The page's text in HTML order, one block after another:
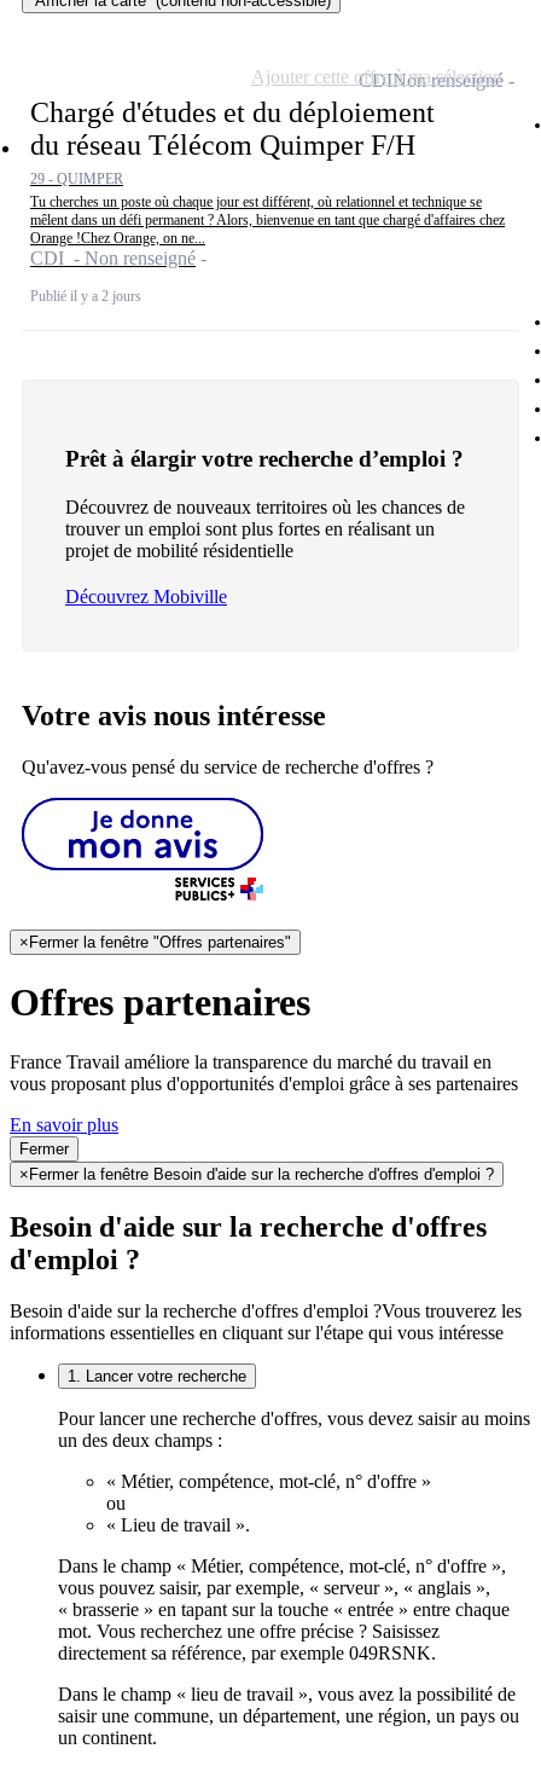
Chargé d'études et du déploiement
du réseau Télécom Quimper F/H
29 - QUIMPER
Tu cherches un poste où chaque jour est différent, où relationnel et technique se
mêlent dans un défi permanent ? Alors, bienvenue en tant que chargé d'affaires chez
Orange !Chez Orange, on ne...
CDI - Non renseigné
Publié il y a 2 jours
CDINon renseigné
Ajouter cette offre à ma sélection
Prêt à élargir votre recherche d’emploi ?
Découvrez de nouveaux territoires où les chances de
trouver un emploi sont plus fortes en réalisant un
projet de mobilité résidentielle
Découvrez Mobiville
Votre avis nous intéresse
Qu'avez-vous pensé du service de recherche d'offres ?
× Fermer la fenêtre "Offres partenaires"
Offres partenaires
France Travail améliore la transparence du marché du travail en
vous proposant plus d'opportunités d'emploi grâce à ses partenaires
En savoir plus
Fermer
× Fermer la fenêtre Besoin d'aide sur la recherche d'offres d'emploi ?
Besoin d'aide sur la recherche d'offres
d'emploi ?
Besoin d'aide sur la recherche d'offres d'emploi ?Vous trouverez les
informations essentielles en cliquant sur l'étape qui vous intéresse
1. Lancer votre recherche
Pour lancer une recherche d'offres, vous devez saisir au moins
un des deux champs :
« Métier, compétence, mot-clé, n° d'offre »
ou
« Lieu de travail ».
Dans le champ « Métier, compétence, mot-clé, n° d'offre »,
vous pouvez saisir, par exemple, « serveur », « anglais »,
« brasserie » en tapant sur la touche « entrée » entre chaque
mot. Vous recherchez une offre précise ? Saisissez
directement sa référence, par exemple 049RSNK.
Dans le champ « lieu de travail », vous avez la possibilité de
saisir une commune, un département, une région, un pays ou
un continent.